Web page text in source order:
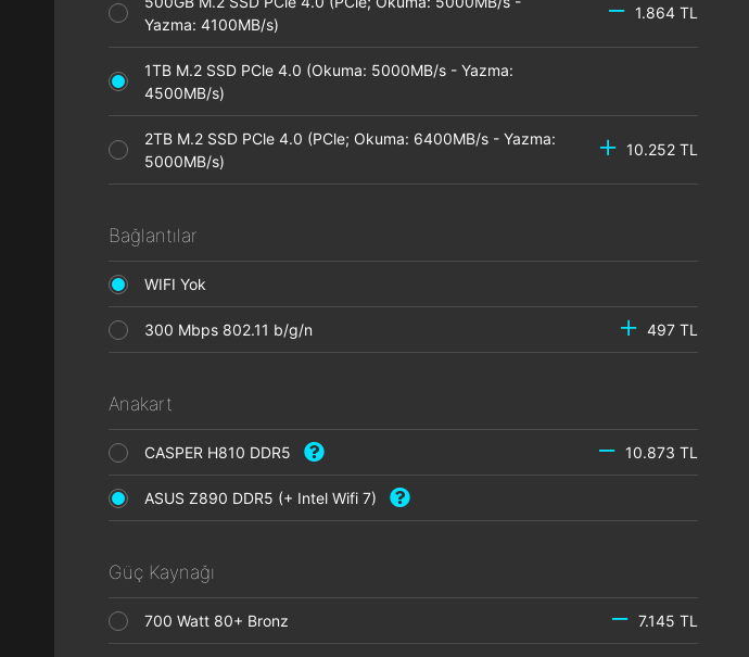
Yazma: 4100MB/s)
1.864 TL
1TB M.2 SSD PCle 4.0 (Okuma: 5000MB/s - Yazma:
4500MB/s)
2TB M.2 SSD PCle 4.0 (PCle; Okuma: 6400MB/s - Yazma:
5000MB/s)
10.252 TL
Bağlantılar
WIFI Yok
300 Mbps 802.11 b/g/n 497 TL
Anakart
CASPER H810 DDR5 10.873 TL
ASUS Z890 DDR5 (+ Intel Wifi 7)
Güç Kaynağı
700 Watt 80+ Bronz 7.145 TL